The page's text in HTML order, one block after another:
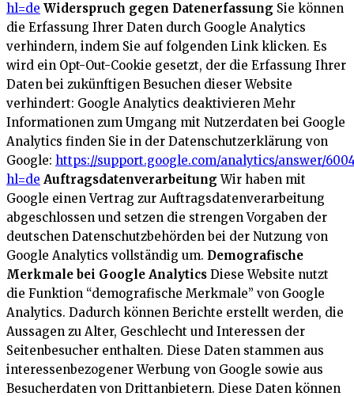
hl=de Widerspruch gegen Datenerfassung Sie können
die Erfassung Ihrer Daten durch Google Analytics
verhindern, indem Sie auf folgenden Link klicken. Es
wird ein Opt-Out-Cookie gesetzt, der die Erfassung Ihrer
Daten bei zukünftigen Besuchen dieser Website
verhindert: Google Analytics deaktivieren Mehr
Informationen zum Umgang mit Nutzerdaten bei Google
Analytics finden Sie in der Datenschutzerklärung von
Google: https://support.google.com/analytics/answer/
hl=de Auftragsdatenverarbeitung Wir haben mit
Google einen Vertrag zur Auftragsdatenverarbeitung
abgeschlossen und setzen die strengen Vorgaben der
deutschen Datenschutzbehörden bei der Nutzung von
Google Analytics vollständig um. Demografische
Merkmale bei Google Analytics Diese Website nutzt
die Funktion “demografische Merkmale” von Google
Analytics. Dadurch können Berichte erstellt werden, die
Aussagen zu Alter, Geschlecht und Interessen der
Seitenbesucher enthalten. Diese Daten stammen aus
interessenbezogener Werbung von Google sowie aus
Besucherdaten von Drittanbietern. Diese Daten können